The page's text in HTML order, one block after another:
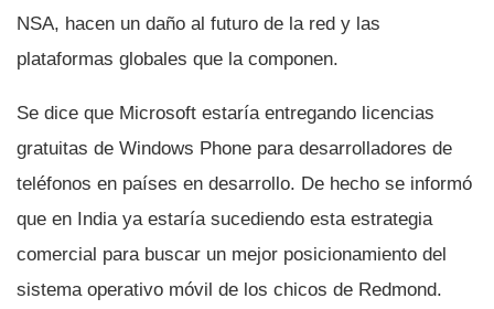
NSA, hacen un daño al futuro de la red y las
plataformas globales que la componen.
Se dice que Microsoft estarí­a entregando licencias
gratuitas de Windows Phone para desarrolladores de
teléfonos en paí­ses en desarrollo. De hecho se informó
que en India ya estarí­a sucediendo esta estrategia
comercial para buscar un mejor posicionamiento del
sistema operativo móvil de los chicos de Redmond.